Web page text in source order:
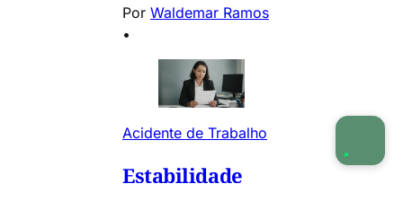
Por Waldemar Ramos
•
Acidente de Trabalho
Estabilidade